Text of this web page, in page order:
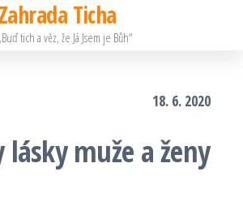
Ticha
tich a věz, že Já Jsem je Bůh“
18. 6. 2020
lásky muže a ženy